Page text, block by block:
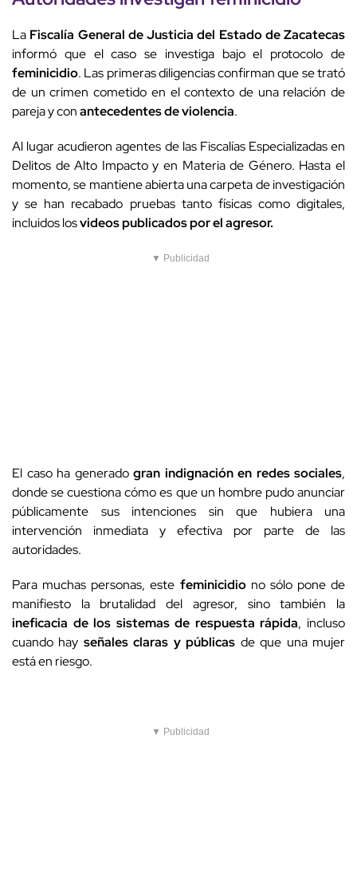
La Fiscalía General de Justicia del Estado de Zacatecas
informó que el caso se investiga bajo el protocolo de
feminicidio. Las primeras diligencias confirman que se trató
de un crimen cometido en el contexto de una relación de
pareja y conantecedentes de violencia.
Al lugar acudieron agentes de las Fiscalías Especializadas en
Delitos de Alto Impacto y en Materia de Género. Hasta el
momento, se mantiene abierta una carpeta de investigación
y se han recabado pruebas tanto físicas como digitales,
incluidos losvideos publicados por el agresor.
▼ Publicidad
El caso ha generado gran indignación en redes sociales,
donde se cuestiona cómo es que un hombre pudo anunciar
públicamente sus intenciones sin que hubiera una
intervención inmediata y efectiva por parte de las
autoridades.
Para muchas personas, este feminicidiono sólo pone de
manifiesto la brutalidad del agresor, sino también la
ineficacia de los sistemas de respuesta rápida, incluso
cuando hay señales claras y públicas de que una mujer
está en riesgo.
▼ Publicidad